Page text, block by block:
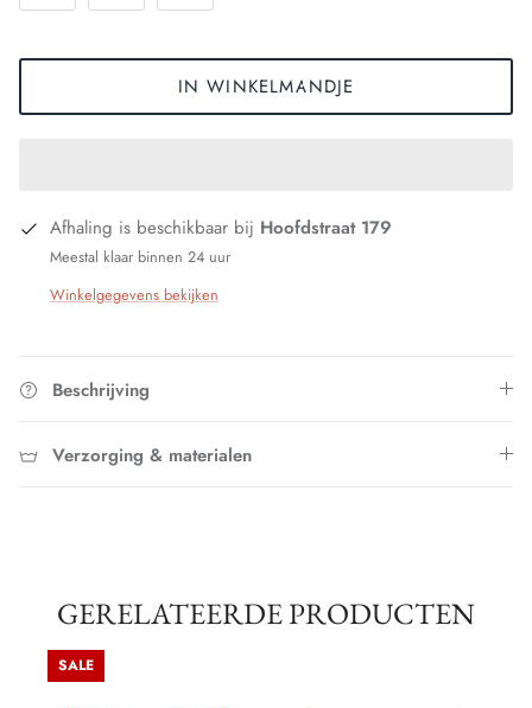
IN WINKELMANDJE
Afhaling is beschikbaar bij Hoofdstraat 179
Meestal klaar binnen 24 uur
Winkelgegevens bekijken
Beschrijving
Verzorging & materialen
GERELATEERDE PRODUCTEN
SALE